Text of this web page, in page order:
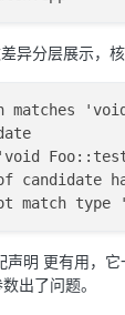
异分层展示，
matches
candidate
明 更有用，
出了问题。